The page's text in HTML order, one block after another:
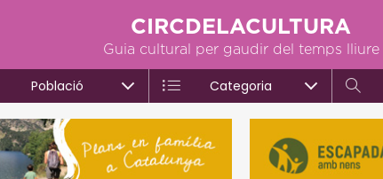
CIRCDELACULTURA
Guia cultural per gaudir del temps lliure
Població Categoria